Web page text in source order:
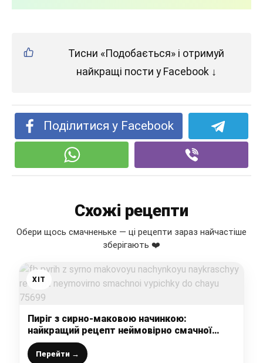
Тисни «Подобається» і отримуй
найкращі пости у Facebook ↓
Поділитися у Facebook
Схожі рецепти
Обери щось смачненьке — ці рецепти зараз найчастіше
зберігають ❤️
ХІТ
Пиріг з сирно-маковою начинкою:
найкращий рецепт неймовірно смачної
випічки до чаю
Перейти →